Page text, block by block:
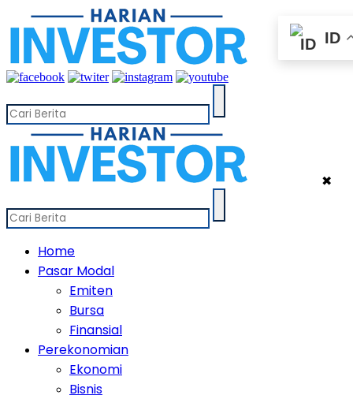
✖
Home
Pasar Modal
Emiten
Bursa
Finansial
Perekonomian
Ekonomi
Bisnis
ID